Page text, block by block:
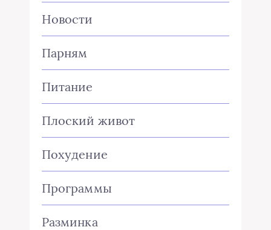
Новости
Парням
Питание
Плоский живот
Похудение
Программы
Разминка